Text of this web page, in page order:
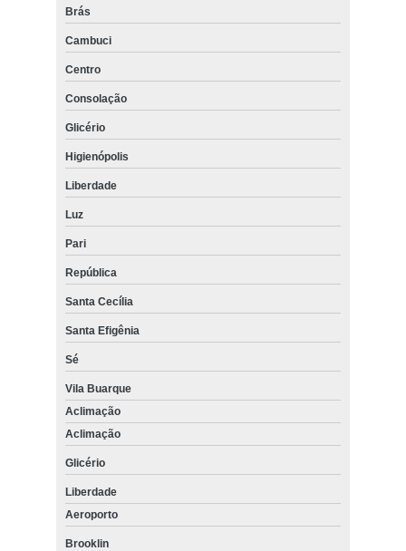
Brás
Cambuci
Centro
Consolação
Glicério
Higienópolis
Liberdade
Luz
Pari
República
Santa Cecília
Santa Efigênia
Sé
Vila Buarque
Aclimação
Aclimação
Glicério
Liberdade
Aeroporto
Brooklin